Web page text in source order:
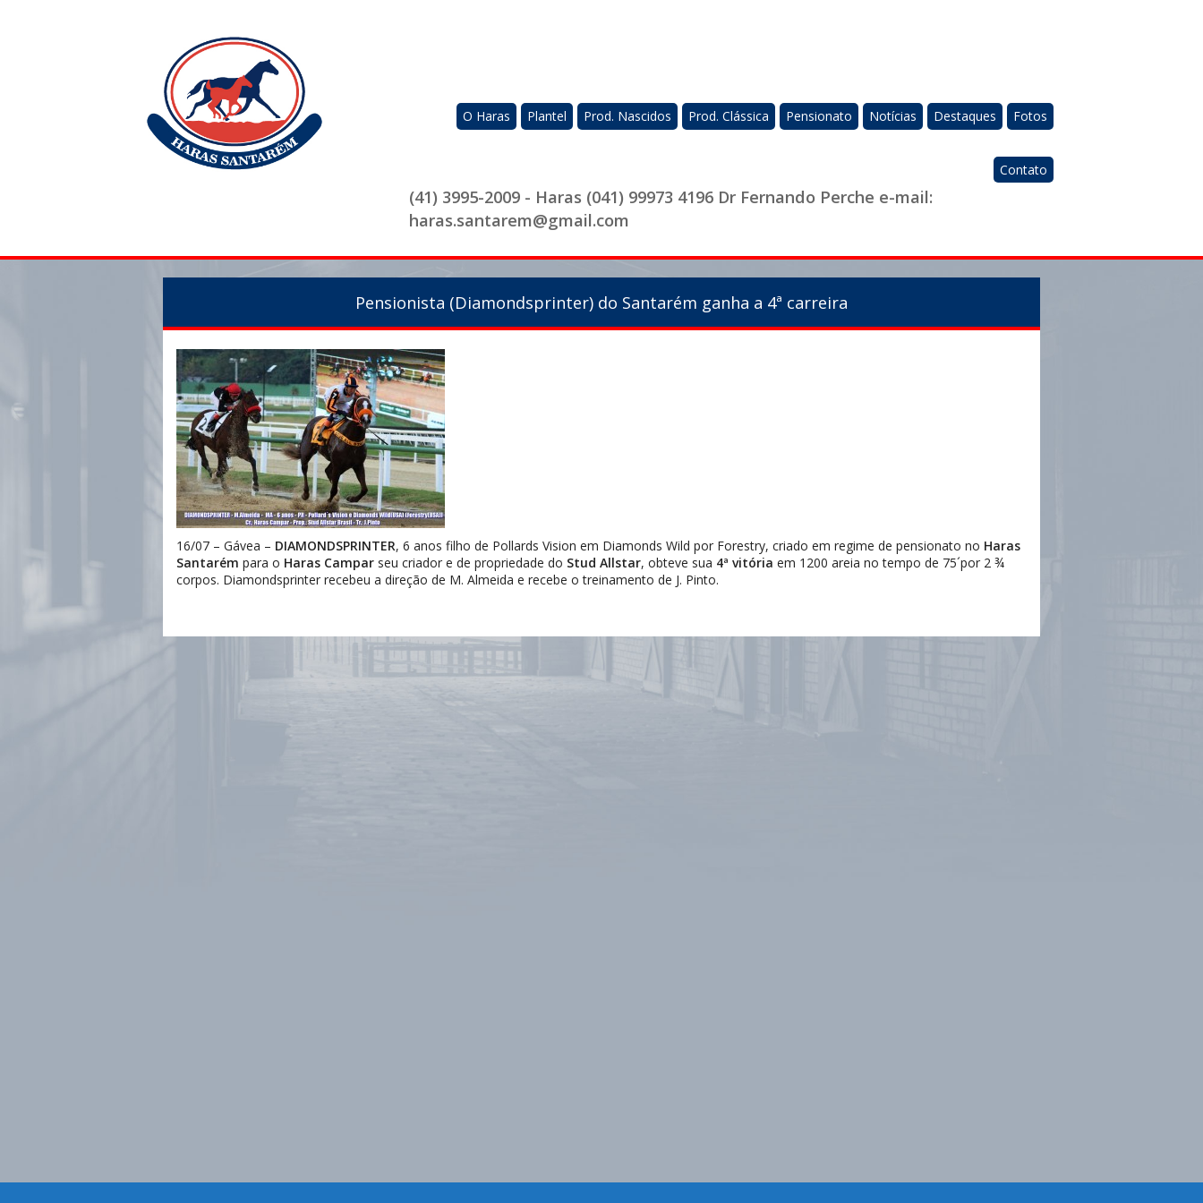
O Haras Plantel Prod. Nascidos Prod. Clássica Pensionato Notícias Destaques Fotos
Contato
(41) 3995-2009 - Haras (041) 99973 4196 Dr Fernando Perche e-mail:
haras.santarem@gmail.com
Pensionista (Diamondsprinter) do Santarém ganha a 4ª carreira
16/07 – Gávea – DIAMONDSPRINTER, 6 anos filho de Pollards Vision em Diamonds Wild por Forestry, criado em regime de pensionato no Haras
Santarém para o Haras Campar seu criador e de propriedade do Stud Allstar, obteve sua 4ª vitória em 1200 areia no tempo de 75´por 2 ¾
corpos. Diamondsprinter recebeu a direção de M. Almeida e recebe o treinamento de J. Pinto.